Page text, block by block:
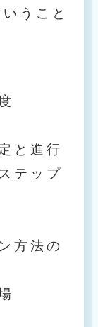
うこと
と進行
テップ
方法の